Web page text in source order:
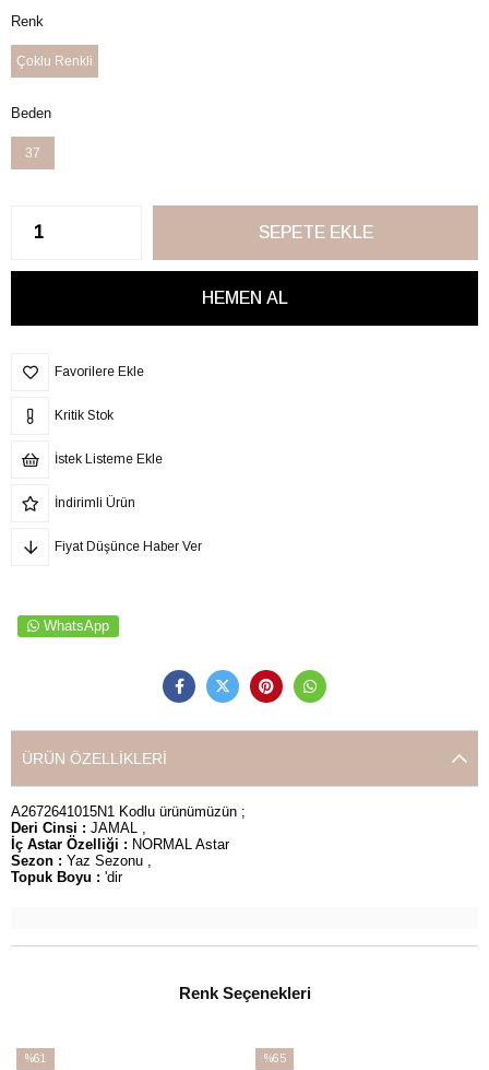
Renk
Çoklu Renkli
Beden
37
Favorilere Ekle
Kritik Stok
İstek Listeme Ekle
İndirimli Ürün
Fiyat Düşünce Haber Ver
WhatsApp
ÜRÜN ÖZELLIKLERI
A2672641015N1 Kodlu ürünümüzün ;
Deri Cinsi : JAMAL ,
İç Astar Özelliği : NORMAL Astar
Sezon : Yaz Sezonu ,
Topuk Boyu : 'dir
Renk Seçenekleri
%61
%65